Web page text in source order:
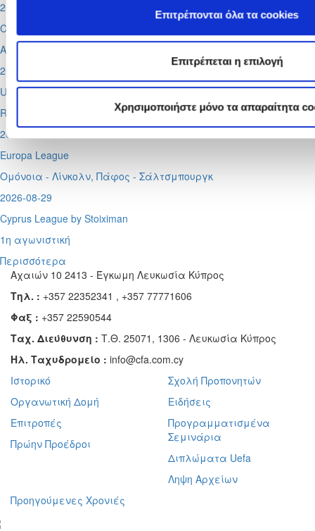
Επιτρέπονται όλα τα cookies
Επιτρέπεται η επιλογή
Χρησιμοποιήστε μόνο τα απαραίτητα
2026-08-11
Conference League
Απόλλων - Μπραν
2026-08-12
UEFA Super CUP
Red Bull Arena (
Σάλτσμπουργκ)
2026-08-13
Europa League
Ομόνοια - Λίνκολν, Πάφος - Σάλτσμπουργκ
2026-08-29
Cyprus League by Stoiximan
1η αγωνιστική
Περισσότερα
Αχαιών 10 2413 - Έγκωμη Λευκωσία Κύπρος
Τηλ. : +357 22352341 , +357 77771606
Φαξ : +357 22590544
Ταχ. Διεύθυνση : Τ.Θ. 25071, 1306 - Λευκωσία Κύπρος
Ηλ. Ταχυδρομείο : info@cfa.com.cy
Ιστορικό
Οργανωτική Δομή
Επιτροπές
Πρώην Προέδροι
Σχολή Προπονητών
Ειδήσεις
Προγραμματισμένα
Σεμινάρια
Διπλώματα Uefa
Ληψη Αρχείων
Προηγούμενες Χρονιές